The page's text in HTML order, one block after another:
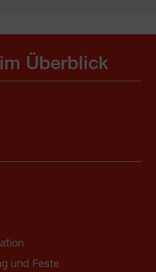
Überblick
und Feste